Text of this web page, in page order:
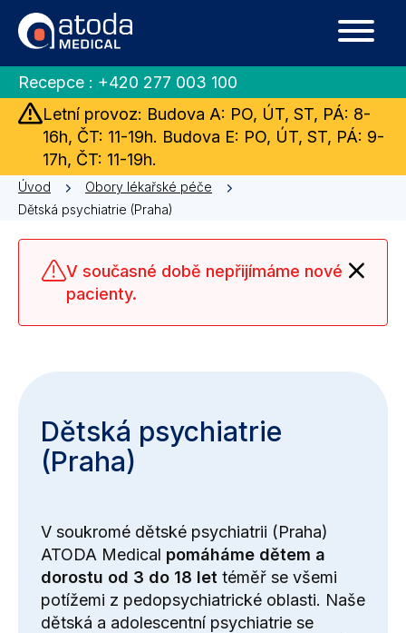
Recepce : +420 277 003 100
Letní provoz: Budova A: PO, ÚT, ST, PÁ: 8-
16h, ČT: 11-19h. Budova E: PO, ÚT, ST, PÁ: 9-
17h, ČT: 11-19h.
Úvod
Obory lékařské péče
Dětská psychiatrie (Praha)
V současné době nepřijímáme nové
pacienty.
Dětská psychiatrie
(Praha)
V soukromé dětské psychiatrii (Praha)
ATODA Medical pomáháme dětem a
dorostu od 3 do 18 let téměř se všemi
potížemi z pedopsychiatrické oblasti. Naše
dětská a adolescentní psychiatrie se